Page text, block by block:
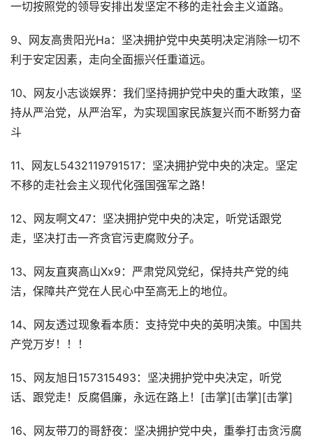
一切按照党的领导安排出发坚定不移的走社会主义道路。
9、网友高贵阳光Ha：坚决拥护党中央英明决定消除一切不
利于安定因素，走向全面振兴任重道远。
10、网友小志谈娱界：我们坚持拥护党中央的重大政策，坚
持从严治党，从严治军，为实现国家民族复兴而不断努力奋
斗
11、网友L5432119791517：坚决拥护党中央的决定。坚定
不移的走社会主义现代化强国强军之路！
12、网友啊文47：坚决拥护党中央的决定，听党话跟党
走，坚决打击一齐贪官污吏腐败分子。
13、网友直爽高山Xx9：严肃党风党纪，保持共产党的纯
洁，保障共产党在人民心中至高无上的地位。
14、网友透过现象看本质：支持党中央的英明决策。中国共
产党万岁！！！
15、网友旭日157315493：坚决拥护党中央决定，听党
话、跟党走！反腐倡廉，永远在路上！[击掌][击掌][击掌]
16、网友带刀的哥舒夜：坚决拥护党中央，重拳打击贪污腐